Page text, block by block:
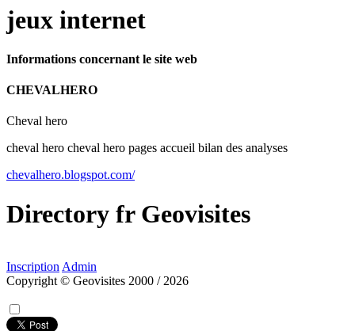
jeux internet
Informations concernant le site web
CHEVALHERO
Cheval hero
cheval hero cheval hero pages accueil bilan des analyses
chevalhero.blogspot.com/
Directory frGeovisites
Inscription Admin
Copyright © Geovisites 2000 / 2026